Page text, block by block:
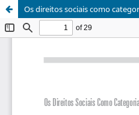
Os direitos sociais como